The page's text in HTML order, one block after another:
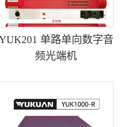
单路单向数字音
频光端机